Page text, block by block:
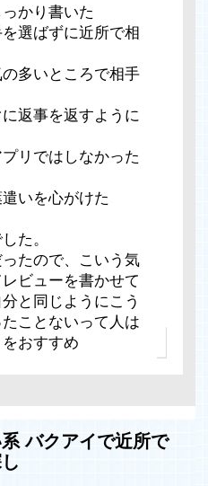
かり書いた
選ばずに近所で相
多いところで相手
返事を返すように
リではしなかった
いを心がけた
た。
たので、こいう気
ビューを書かせて
と同じようにこう
ことないって人は
おすすめ
バクアイで近所で